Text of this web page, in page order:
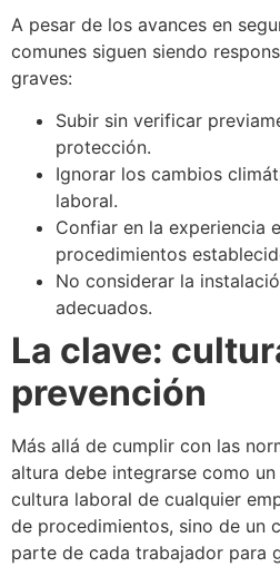
A pesar de los avances en
comunes siguen siendo
graves:
Subir sin verificar
protección.
Ignorar los cambios
laboral.
Confiar en la experiencia
procedimientos
No considerar la
adecuados.
La clave:
prevención
Más allá de cumplir con las
altura debe integrarse como
cultura laboral de cualquier
de procedimientos, sino de un
parte de cada trabajador para